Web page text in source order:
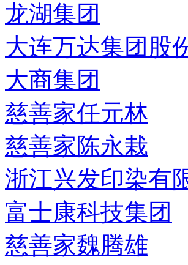
龙湖集团
大连万达集团股
大商集团
慈善家任元林
慈善家陈永栽
浙江兴发印染有
富士康科技集团
慈善家魏腾雄